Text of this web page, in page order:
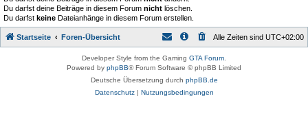
Du darfst deine Beiträge in diesem Forum nicht löschen.
Du darfst keine Dateianhänge in diesem Forum erstellen.
Startseite Foren-Übersicht Alle Zeiten sind UTC+02:00
Developer Style from the Gaming GTA Forum
Powered by phpBB® Forum Software © phpBB Limited
Deutsche Übersetzung durch phpBB.de
Datenschutz| Nutzungsbedingungen